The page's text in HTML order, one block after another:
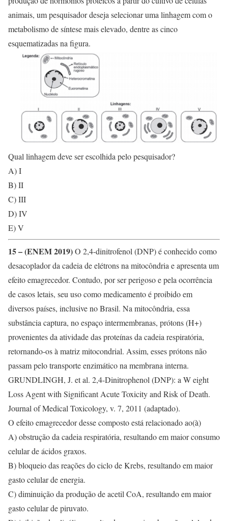
animais, um pesquisador deseja selecionar uma linhagem com o
metabolismo de síntese mais elevado, dentre as cinco
esquematizadas na figura.
Qual linhagem deve ser escolhida pelo pesquisador?
A) I
B) II
C) III
D) IV
E) V
15 – (ENEM 2019)O 2,4-dinitrofenol (DNP) é conhecido como
desacoplador da cadeia de elétrons na mitocôndria e apresenta um
efeito emagrecedor. Contudo, por ser perigoso e pela ocorrência
de casos letais, seu uso como medicamento é proibido em
diversos países, inclusive no Brasil. Na mitocôndria, essa
substância captura, no espaço intermembranas, prótons (H+)
provenientes da atividade das proteínas da cadeia respiratória,
retornando-os à matriz mitocondrial. Assim, esses prótons não
passam pelo transporte enzimático na membrana interna.
GRUNDLINGH, J. et al. 2,4-Dinitrophenol (DNP): a W eight
Loss Agent with Significant Acute Toxicity and Risk of Death.
Journal of Medical Toxicology, v. 7, 2011 (adaptado).
O efeito emagrecedor desse composto está relacionado ao(à)
A) obstrução da cadeia respiratória, resultando em maior consumo
celular de ácidos graxos.
B) bloqueio das reações do ciclo de Krebs, resultando em maior
gasto celular de energia.
C) diminuição da produção de acetil CoA, resultando em maior
gasto celular de piruvato.